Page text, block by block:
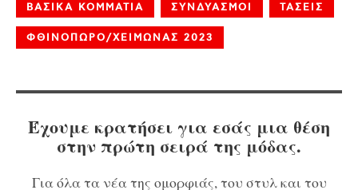
ΒΑΣΙΚΑ ΚΟΜΜΑΤΙΑ ΣΥΝΔΥΑΣΜΟΙ ΤΑΣΕΙΣ
ΦΘΙΝΟΠΩΡΟ/ΧΕΙΜΩΝΑΣ 2023
Έχουμε κρατήσει για εσάς μια θέση
στην πρώτη σειρά της μόδας.
Για όλα τα νέα της ομορφιάς, του στυλ και του